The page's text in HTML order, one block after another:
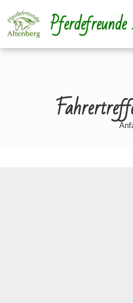
zum
Inhalt